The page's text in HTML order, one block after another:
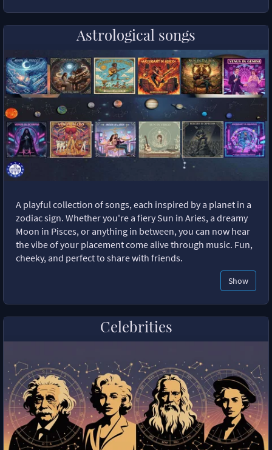
Astrological songs
A playful collection of songs, each inspired by a planet in a
zodiac sign. Whether you're a fiery Sun in Aries, a dreamy
Moon in Pisces, or anything in between, you can now hear
the vibe of your placement come alive through music. Fun,
cheeky, and perfect to share with friends.
Show
Celebrities